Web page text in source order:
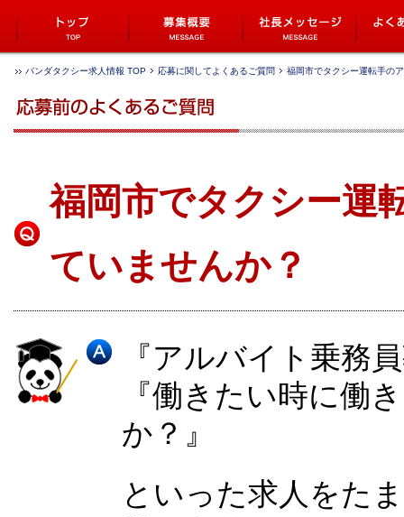
パンダタクシー求人情報 TOP 応募に関してよくあるご質問 福岡市でタクシー運転手の
福岡市でタクシー運
ていませんか？
『アルバイト乗務
『働きたい時に働
か？』
といった求人をた